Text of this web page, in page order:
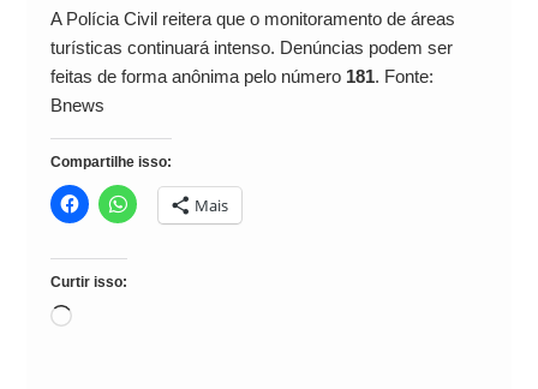
A Polícia Civil reitera que o monitoramento de áreas
turísticas continuará intenso. Denúncias podem ser
feitas de forma anônima pelo número 181. Fonte:
Bnews
Compartilhe isso:
Mais
Curtir isso:
Carregando...